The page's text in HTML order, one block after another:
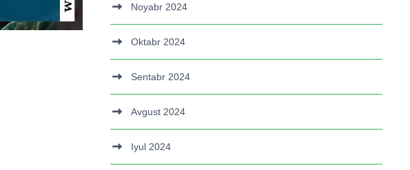
Noyabr 2024
Oktabr 2024
Sentabr 2024
Avgust 2024
Iyul 2024